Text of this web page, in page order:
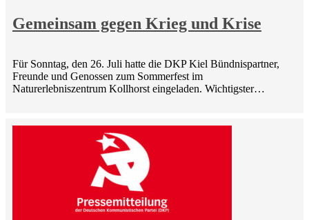
Gemeinsam gegen Krieg und Krise
Für Sonntag, den 26. Juli hatte die DKP Kiel Bündnispartner,
Freunde und Genossen zum Sommerfest im
Naturerlebniszentrum Kollhorst eingeladen. Wichtigster…